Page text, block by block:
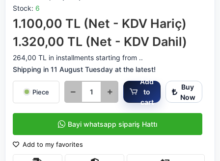
Stock: 6
1.100,00 TL (Net - KDV Hariç)
1.320,00 TL (Net - KDV Dahil)
264,00 TL in installments starting from ..
Shipping in 11 August Tuesday at the latest!
Piece
Add
to
cart
Buy
Now
Bayi whatsapp sipariş Hattı
Add to my favorites